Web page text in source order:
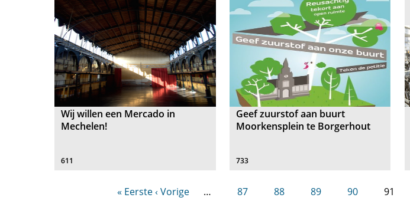
Wij willen een Mercado in
Mechelen!
611
Geef zuurstof aan buurt
Moorkensplein te Borgerhout
733
« Eerste ‹ Vorige … 87 88 89 90 91